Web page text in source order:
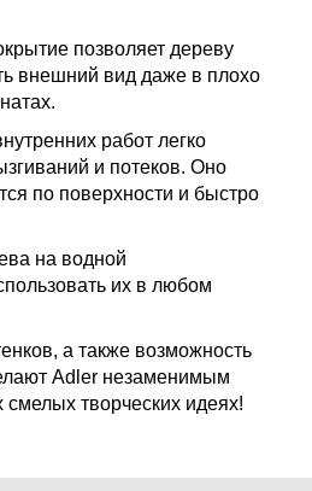
позволяет дереву
внешний вид даже в плохо
работ легко
и потеков. Оно
по поверхности и быстро
на водной
их в любом
а также возможность
Adler незаменимым
творческих идеях!